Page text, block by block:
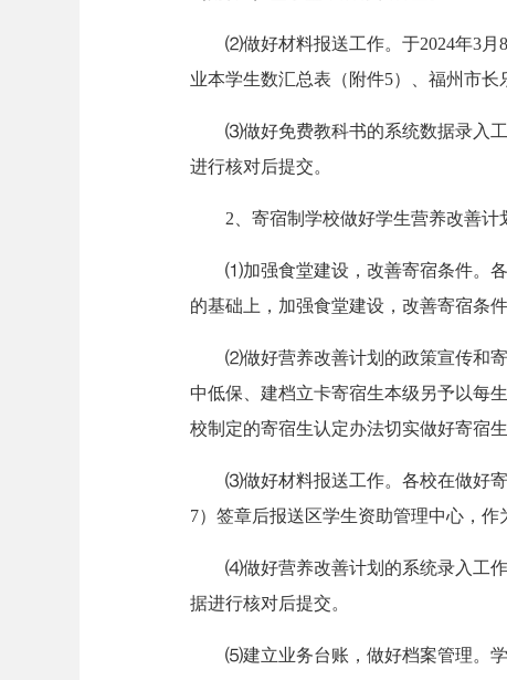
⑵做好材料报送工作。于2024年3月
业本学生数汇总表（附件5）、福州市长
⑶做好免费教科书的系统数据录入
进行核对后提交。
2、寄宿制学校做好学生营养改善计
⑴加强食堂建设，改善寄宿条件。
的基础上，加强食堂建设，改善寄宿条
⑵做好营养改善计划的政策宣传和
中低保、建档立卡寄宿生本级另予以每
校制定的寄宿生认定办法切实做好寄宿
⑶做好材料报送工作。各校在做好
7）签章后报送区学生资助管理中心，作
⑷做好营养改善计划的系统录入工
据进行核对后提交。
⑸建立业务台账，做好档案管理。